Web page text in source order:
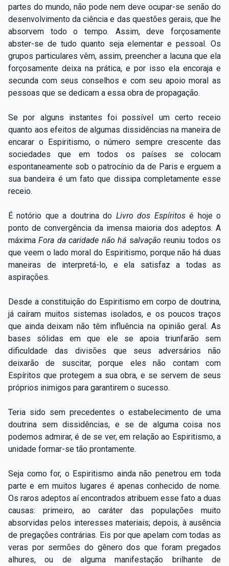
partes do mundo, não pode nem deve ocupar-se senão do
desenvolvimento da ciência e das questões gerais, que lhe
absorvem todo o tempo. Assim, deve forçosamente
abster-se de tudo quanto seja elementar e pessoal. Os
grupos particulares vêm, assim, preencher a lacuna que ela
forçosamente deixa na prática, e por isso ela encoraja e
secunda com seus conselhos e com seu apoio moral as
pessoas que se dedicam a essa obra de propagação.
Se por alguns instantes foi possível um certo receio
quanto aos efeitos de algumas dissidências na maneira de
encarar o Espiritismo, o número sempre crescente das
sociedades que em todos os países se colocam
espontaneamente sob o patrocínio da de Paris e erguem a
sua bandeira é um fato que dissipa completamente esse
receio.
É notório que a doutrina do Livro dos Espíritosé hoje o
ponto de convergência da imensa maioria dos adeptos. A
máximaFora da caridade não há salvaçãoreuniu todos os
que veem o lado moral do Espiritismo, porque não há duas
maneiras de interpretá-lo, e ela satisfaz a todas as
aspirações.
Desde a constituição do Espiritismo em corpo de doutrina,
já caíram muitos sistemas isolados, e os poucos traços
que ainda deixam não têm influência na opinião geral. As
bases sólidas em que ele se apoia triunfarão sem
dificuldade das divisões que seus adversários não
deixarão de suscitar, porque eles não contam com
Espíritos que protegem a sua obra, e se servem de seus
próprios inimigos para garantirem o sucesso.
Teria sido sem precedentes o estabelecimento de uma
doutrina sem dissidências, e se de alguma coisa nos
podemos admirar, é de se ver, em relação ao Espiritismo, a
unidade formar-se tão prontamente.
Seja como for, o Espiritismo ainda não penetrou em toda
parte e em muitos lugares é apenas conhecido de nome.
Os raros adeptos aí encontrados atribuem esse fato a duas
causas: primeiro, ao caráter das populações muito
absorvidas pelos interesses materiais; depois, à ausência
de pregações contrárias. Eis por que apelam com todas as
veras por sermões do gênero dos que foram pregados
alhures, ou de alguma manifestação brilhante de